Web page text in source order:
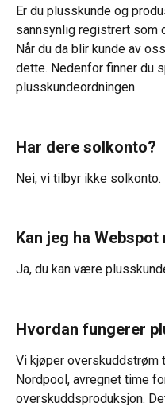
Er du plusskunde og
sannsynlig registrert som
Når du da blir kunde av
dette. Nedenfor finner du
plusskundeordningen.
Har dere solkonto?
Nei, vi tilbyr ikke solkonto.
Kan jeg ha
Ja, du kan være
Hvordan fungerer
Vi kjøper
Nordpool, avregnet time
overskuddsproduksjon.